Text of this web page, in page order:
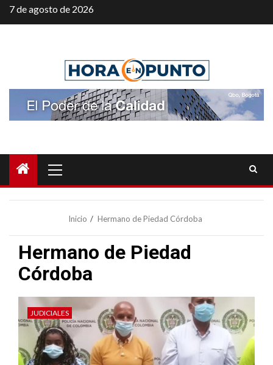
Saltar
al
7 de agosto de 2026
principal
Inicio Hermano de Piedad Córdoba
Hermano de Piedad
Córdoba
JUDICIALES